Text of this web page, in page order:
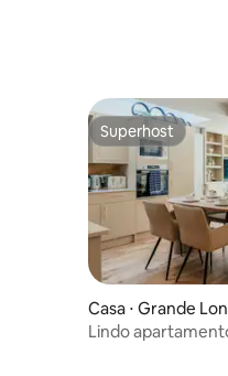
Superhost
Superhost
Casa ⋅ Grande
Lindo